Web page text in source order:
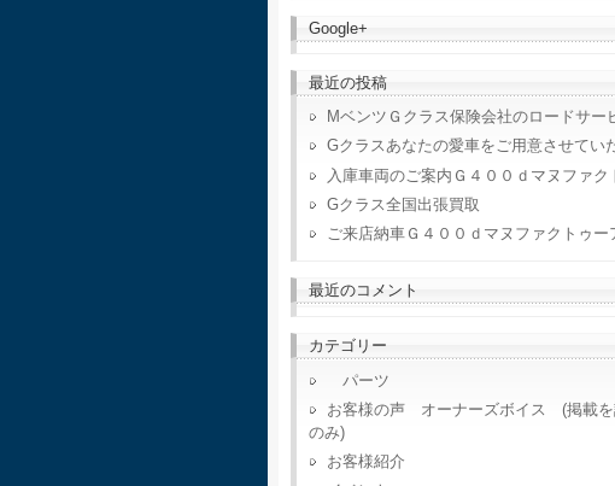
Google+
最近の投稿
MベンツＧクラス保険会社のロードサー
Gクラスあなたの愛車をご用意させてい
入庫車両のご案内Ｇ４００ｄマヌファ
Gクラス全国出張買取
ご来店納車Ｇ４００ｄマヌファクトゥー
最近のコメント
カテゴリー
パーツ
お客様の声 オーナーズボイス (掲載を
のみ)
お客様紹介